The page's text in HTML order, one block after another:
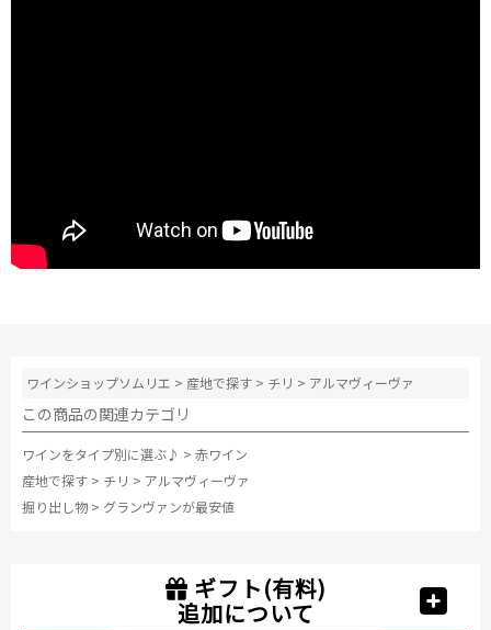
ワインショップソムリエ > 産地で探す > チリ > アルマヴィーヴァ
この商品の関連カテゴリ
ワインをタイプ別に選ぶ♪ > 赤ワイン
産地で探す > チリ > アルマヴィーヴァ
掘り出し物 > グランヴァンが最安値
ギフト(有料)
追加について